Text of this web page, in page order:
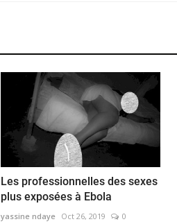
Les professionnelles des sexes
plus exposées à Ebola
yassine ndaye Oct 26, 2019 0